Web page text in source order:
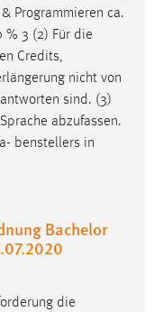
Programmieren ca.
% 3 (2) Für die
Credits,
nicht von
sind. (3)
abzufassen.
benstellers in
Bachelor
die